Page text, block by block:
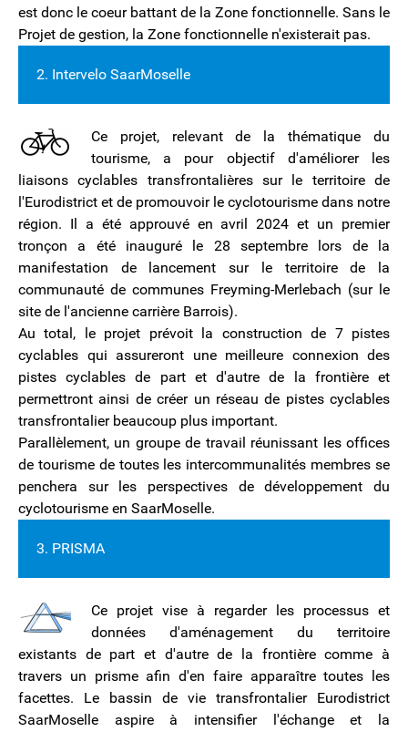
est donc le coeur battant de la Zone fonctionnelle. Sans le
Projet de gestion, la Zone fonctionnelle n'existerait pas.
2. Intervelo SaarMoselle
Ce projet, relevant de la thématique du
tourisme, a pour objectif d'améliorer les
liaisons cyclables transfrontalières sur le territoire de
l'Eurodistrict et de promouvoir le cyclotourisme dans notre
région. Il a été approuvé en avril 2024 et un premier
tronçon a été inauguré le 28 septembre lors de la
manifestation de lancement sur le territoire de la
communauté de communes Freyming-Merlebach (sur le
site de l'ancienne carrière Barrois).
Au total, le projet prévoit la construction de 7 pistes
cyclables qui assureront une meilleure connexion des
pistes cyclables de part et d'autre de la frontière et
permettront ainsi de créer un réseau de pistes cyclables
transfrontalier beaucoup plus important.
Parallèlement, un groupe de travail réunissant les offices
de tourisme de toutes les intercommunalités membres se
penchera sur les perspectives de développement du
cyclotourisme en SaarMoselle.
3. PRISMA
Ce projet vise à regarder les processus et
données d'aménagement du territoire
existants de part et d'autre de la frontière comme à
travers un prisme afin d'en faire apparaître toutes les
facettes. Le bassin de vie transfrontalier Eurodistrict
SaarMoselle aspire à intensifier l'échange et la